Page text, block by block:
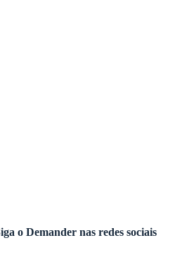
o Demander nas redes sociais